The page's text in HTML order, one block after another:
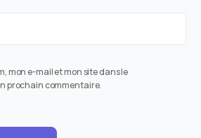
mon e-mail et mon site dans le
prochain commentaire.